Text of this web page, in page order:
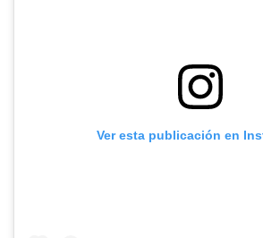
Ver esta publicación en